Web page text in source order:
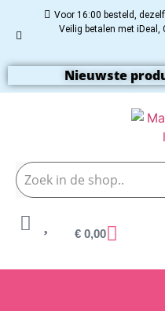
Voor 16:00 besteld,
Veilig betalen met iDeal,
Nieuwste
€ 0,00